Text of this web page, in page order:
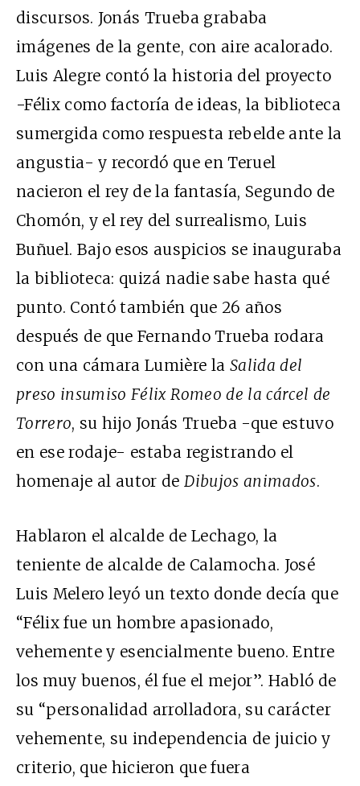
discursos. Jonás Trueba grababa
imágenes de la gente, con aire acalorado.
Luis Alegre contó la historia del proyecto
-Félix como factoría de ideas, la biblioteca
sumergida como respuesta rebelde ante la
angustia- y recordó que en Teruel
nacieron el rey de la fantasía, Segundo de
Chomón, y el rey del surrealismo, Luis
Buñuel. Bajo esos auspicios se inauguraba
la biblioteca: quizá nadie sabe hasta qué
punto. Contó también que 26 años
después de que Fernando Trueba rodara
con una cámara Lumière la Salida del
preso insumiso Félix Romeo de la cárcel de
Torrero, su hijo Jonás Trueba -que estuvo
en ese rodaje- estaba registrando el
homenaje al autor deDibujos animados.
Hablaron el alcalde de Lechago, la
teniente de alcalde de Calamocha. José
Luis Melero leyó un texto donde decía que
“Félix fue un hombre apasionado,
vehemente y esencialmente bueno. Entre
los muy buenos, él fue el mejor”. Habló de
su “personalidad arrolladora, su carácter
vehemente, su independencia de juicio y
criterio, que hicieron que fuera